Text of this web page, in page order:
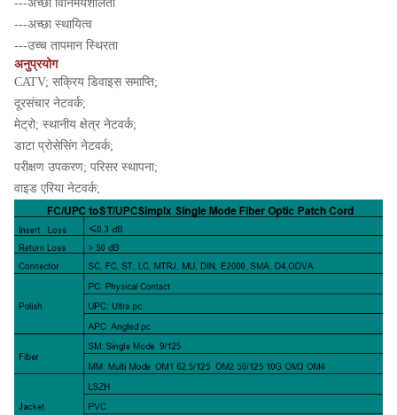
---अच्छी विनिमयशीलता
---अच्छा स्थायित्व
---उच्च तापमान स्थिरता
अनुप्रयोग
CATV; सक्रिय डिवाइस समाप्ति;
दूरसंचार नेटवर्क;
मेट्रो; स्थानीय क्षेत्र नेटवर्क;
डाटा प्रोसेसिंग नेटवर्क;
परीक्षण उपकरण; परिसर स्थापना;
वाइड एरिया नेटवर्क;